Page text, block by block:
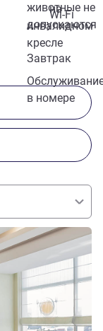
животные не
допускаются
на
инвалидном
кресле
Wi-Fi
Завтрак
в номере